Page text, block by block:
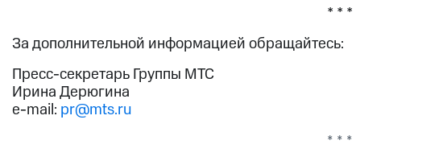
* * *
За дополнительной информацией обращайтесь:
Пресс-секретарь Группы МТС
Ирина Дерюгина
e-mail: pr@mts.ru
* * *